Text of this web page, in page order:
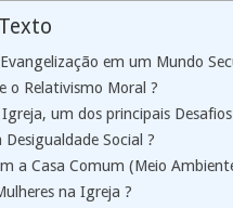
em um Mundo
o Relativismo Moral ?
Igreja, um dos principais
Desigualdade Social ?
a Casa Comum (Meio
na Igreja ?